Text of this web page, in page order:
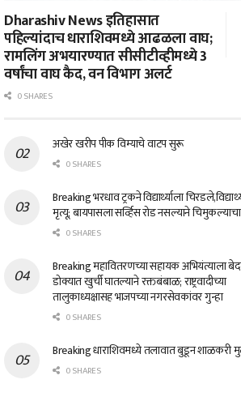
Dharashiv News इतिहासात
पहिल्यांदाच धाराशिवमध्ये आढळला वाघ;
रामलिंग अभयारण्यात सीसीटीव्हीमध्ये 3
वर्षांचा वाघ कैद, वन विभाग अलर्ट
0 SHARES
अखेर खरीप पीक विम्याचे वाटप सुरू
0 SHARES
Breaking भरधाव ट्रकने विद्यार्थ्याला
मृत्यू; बायपासला सर्व्हिस रोड नसल्याने
0 SHARES
Breaking महावितरणच्या सहायक अभियंत्याला
डोक्यात खुर्ची घातल्याने रक्तबंबाळ; राष्ट्रवादीच्या
तालुकाध्यक्षासह भाजपच्या नगरसेवकांवर गुन्हा
0 SHARES
Breaking धाराशिवमध्ये तलावात बुडून शाळकरी
0 SHARES